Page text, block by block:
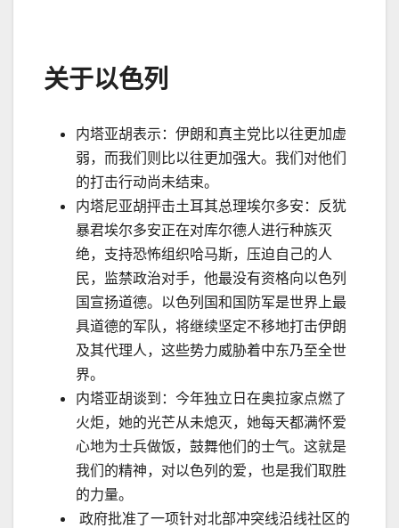
关于以色列
内塔亚胡表示：伊朗和真主党比以往更加虚
弱，而我们则比以往更加强大。我们对他们
的打击行动尚未结束。
内塔尼亚胡抨击土耳其总理埃尔多安：反犹
暴君埃尔多安正在对库尔德人进行种族灭
绝，支持恐怖组织哈马斯，压迫自己的人
民，监禁政治对手，他最没有资格向以色列
国宣扬道德。以色列国和国防军是世界上最
具道德的军队，将继续坚定不移地打击伊朗
及其代理人，这些势力威胁着中东乃至全世
界。
内塔亚胡谈到：今年独立日在奥拉家点燃了
火炬，她的光芒从未熄灭，她每天都满怀爱
心地为士兵做饭，鼓舞他们的士气。这就是
我们的精神，对以色列的爱，也是我们取胜
的力量。
政府批准了一项针对北部冲突线沿线社区的